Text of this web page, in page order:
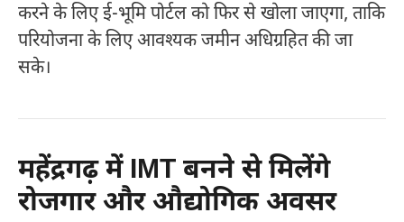
करने के लिए ई-भूमि पोर्टल को फिर से खोला जाएगा, ताकि
परियोजना के लिए आवश्यक जमीन अधिग्रहित की जा
सके।
महेंद्रगढ़ में IMT बनने से मिलेंगे
रोजगार और औद्योगिक अवसर